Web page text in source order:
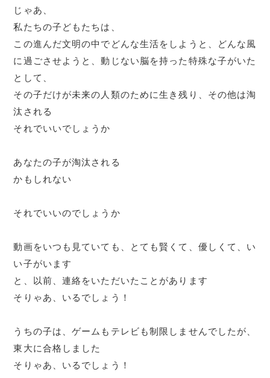
じゃあ、
私たちの子どもたちは、
この進んだ文明の中でどんな生活をしようと、どんな風
に過ごさせようと、動じない脳を持った特殊な子がいた
として、
その子だけが未来の人類のために生き残り、その他は淘
汰される
それでいいでしょうか
あなたの子が淘汰される
かもしれない
それでいいのでしょうか
動画をいつも見ていても、とても賢くて、優しくて、い
い子がいます
と、以前、連絡をいただいたことがあります
そりゃあ、いるでしょう！
うちの子は、ゲームもテレビも制限しませんでしたが、
東大に合格しました
そりゃあ、いるでしょう！